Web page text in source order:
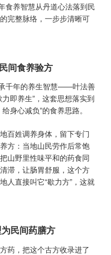
食养智慧从丹道心法落到民
完整脉络，一步步清晰可
间食养验方
千年的养生智慧——叶法善
即养生”，这套思想落实到
身心减负”的食养思路。
百姓调养身体，留下专门
方：当地山民劳作后常饱
山野里性味平和的药食同
滞，让肠胃舒服，这个方
人直接叫它“歇力方”，这就
民间药膳方
药，把这个古方收录进了